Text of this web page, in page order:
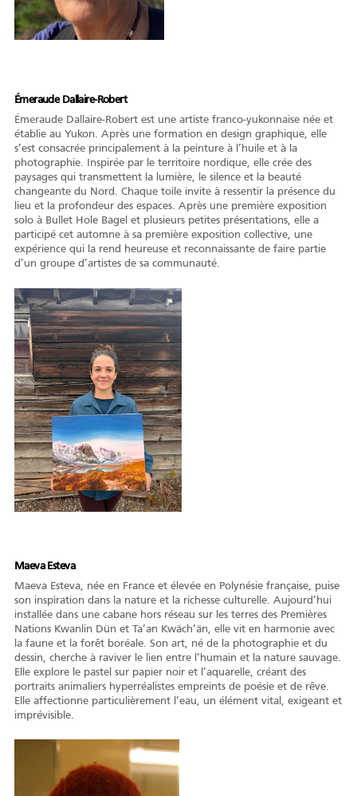
Émeraude Dallaire-Robert
Émeraude Dallaire-Robert est une artiste franco-yukonnaise née et
établie au Yukon. Après une formation en design graphique, elle
s’est consacrée principalement à la peinture à l’huile et à la
photographie. Inspirée par le territoire nordique, elle crée des
paysages qui transmettent la lumière, le silence et la beauté
changeante du Nord. Chaque toile invite à ressentir la présence du
lieu et la profondeur des espaces. Après une première exposition
solo à Bullet Hole Bagel et plusieurs petites présentations, elle a
participé cet automne à sa première exposition collective, une
expérience qui la rend heureuse et reconnaissante de faire partie
d’un groupe d’artistes de sa communauté.
Maeva Esteva
Maeva Esteva, née en France et élevée en Polynésie française, puise
son inspiration dans la nature et la richesse culturelle. Aujourd’hui
installée dans une cabane hors réseau sur les terres des Premières
Nations Kwanlin Dün et Ta’an Kwäch’än, elle vit en harmonie avec
la faune et la forêt boréale. Son art, né de la photographie et du
dessin, cherche à raviver le lien entre l’humain et la nature sauvage.
Elle explore le pastel sur papier noir et l’aquarelle, créant des
portraits animaliers hyperréalistes empreints de poésie et de rêve.
Elle affectionne particulièrement l’eau, un élément vital, exigeant et
imprévisible.